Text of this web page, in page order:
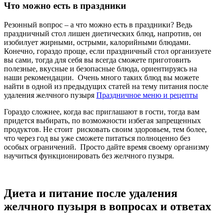
Что можно есть в праздники
Резонный вопрос – а что можно есть в праздники? Ведь
праздничный стол лишен диетических блюд, напротив, он
изобилует жирными, острыми, калорийными блюдами.
Конечно, гораздо проще, если праздничный стол организуете
вы сами, тогда для себя вы всегда сможете приготовить
полезные, вкусные и безопасные блюда, ориентируясь на
наши рекомендации. Очень много таких блюд вы можете
найти в одной из предыдущих статей на тему питания после
удаления желчного пузыря Праздничное меню и рецепты
Гораздо сложнее, когда вас приглашают в гости, тогда вам
придется выбирать, по возможности избегая запрещенных
продуктов. Не стоит рисковать своим здоровьем, тем более,
что через год вы уже сможете питаться полноценно без
особых ограничений. Просто дайте время своему организму
научиться функционировать без желчного пузыря.
Диета и питание после удаления
желчного пузыря в вопросах и ответах